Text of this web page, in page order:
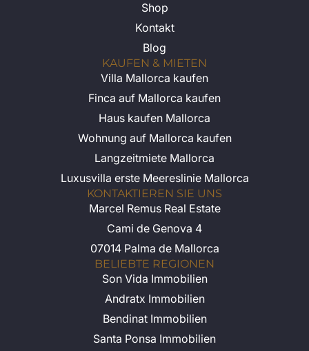
Shop
Kontakt
Blog
KAUFEN & MIETEN
Villa Mallorca kaufen
Finca auf Mallorca kaufen
Haus kaufen Mallorca
Wohnung auf Mallorca kaufen
Langzeitmiete Mallorca
Luxusvilla erste Meereslinie Mallorca
KONTAKTIEREN SIE UNS
Marcel Remus Real Estate
Cami de Genova 4
07014 Palma de Mallorca
BELIEBTE REGIONEN
Son Vida Immobilien
Andratx Immobilien
Bendinat Immobilien
Santa Ponsa Immobilien